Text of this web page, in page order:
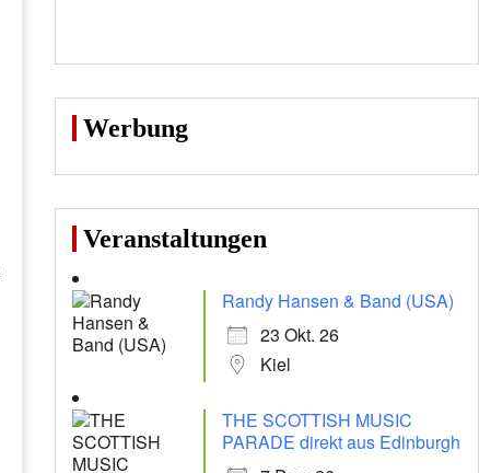
Werbung
Veranstaltungen
Randy Hansen & Band (USA)
23 Okt. 26
Kiel
THE SCOTTISH MUSIC
PARADE direkt aus Edinburgh